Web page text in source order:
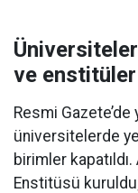
ve enstitüler
Resmi Gazete’de
üniversitelerde
birimler
Enstitüsü kuruldu;